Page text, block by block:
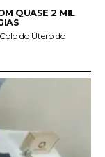
QUASE 2 MIL
do Útero do